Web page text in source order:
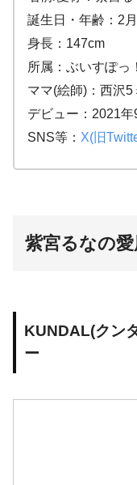
誕生日・年齢：2
身長：147cm
所属：ぶいすぽっ！
ママ(絵師)：西沢5
デビュー：2021年
SNS等： X(旧
紫宮るなの
KUNDAL(クン
ー